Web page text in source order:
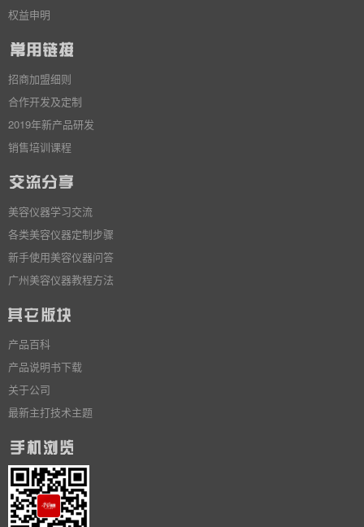
权益申明
招商加盟细则
合作开发及定制
2019年新产品研发
销售培训课程
美容仪器学习交流
各类美容仪器定制步骤
新手使用美容仪器问答
广州美容仪器教程方法
产品百科
产品说明书下载
关于公司
最新主打技术主题